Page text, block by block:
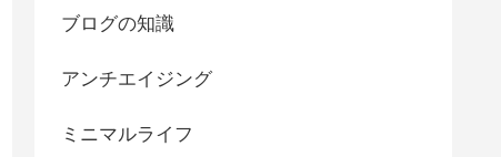
ブログの知識
アンチエイジング
ミニマルライフ